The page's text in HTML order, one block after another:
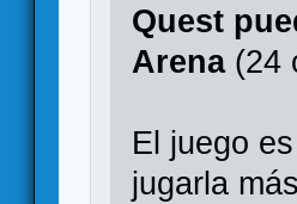
Quest
Arena(24
El juego
jugarla